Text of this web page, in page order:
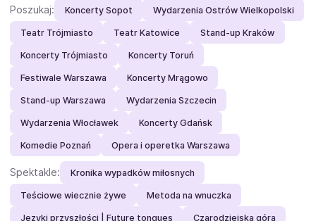
Poszukaj: Koncerty Sopot Wydarzenia Ostrów Wielkopolski
Teatr Trójmiasto Teatr Katowice Stand-up Kraków
Koncerty Trójmiasto Koncerty Toruń
Festiwale Warszawa Koncerty Mrągowo
Stand-up Warszawa Wydarzenia Szczecin
Wydarzenia Włocławek Koncerty Gdańsk
Komedie Poznań Opera i operetka Warszawa
Spektakle: Kronika wypadków miłosnych
Teściowe wiecznie żywe Metoda na wnuczka
Języki przyszłości | Future tongues Czarodziejska góra